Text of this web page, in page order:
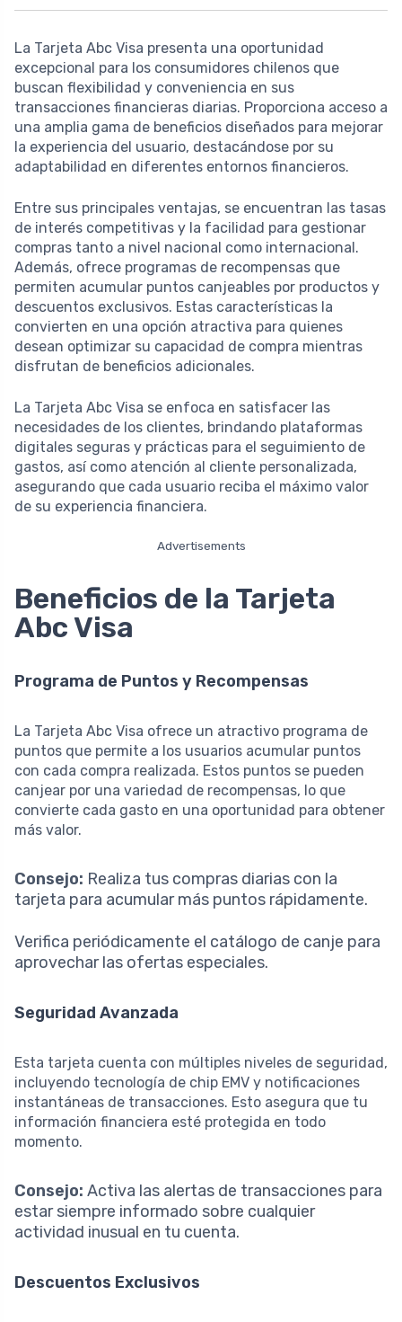
La Tarjeta Abc Visa presenta una oportunidad
excepcional para los consumidores chilenos que
buscan flexibilidad y conveniencia en sus
transacciones financieras diarias. Proporciona acceso a
una amplia gama de beneficios diseñados para mejorar
la experiencia del usuario, destacándose por su
adaptabilidad en diferentes entornos financieros.
Entre sus principales ventajas, se encuentran las tasas
de interés competitivas y la facilidad para gestionar
compras tanto a nivel nacional como internacional.
Además, ofrece programas de recompensas que
permiten acumular puntos canjeables por productos y
descuentos exclusivos. Estas características la
convierten en una opción atractiva para quienes
desean optimizar su capacidad de compra mientras
disfrutan de beneficios adicionales.
La Tarjeta Abc Visa se enfoca en satisfacer las
necesidades de los clientes, brindando plataformas
digitales seguras y prácticas para el seguimiento de
gastos, así como atención al cliente personalizada,
asegurando que cada usuario reciba el máximo valor
de su experiencia financiera.
Advertisements
Beneficios de la Tarjeta
Abc Visa
Programa de Puntos y Recompensas
La Tarjeta Abc Visa ofrece un atractivo programa de
puntos que permite a los usuarios acumular puntos
con cada compra realizada. Estos puntos se pueden
canjear por una variedad de recompensas, lo que
convierte cada gasto en una oportunidad para obtener
más valor.
Consejo: Realiza tus compras diarias con la
tarjeta para acumular más puntos rápidamente.
Verifica periódicamente el catálogo de canje para
aprovechar las ofertas especiales.
Seguridad Avanzada
Esta tarjeta cuenta con múltiples niveles de seguridad,
incluyendo tecnología de chip EMV y notificaciones
instantáneas de transacciones. Esto asegura que tu
información financiera esté protegida en todo
momento.
Consejo: Activa las alertas de transacciones para
estar siempre informado sobre cualquier
actividad inusual en tu cuenta.
Descuentos Exclusivos